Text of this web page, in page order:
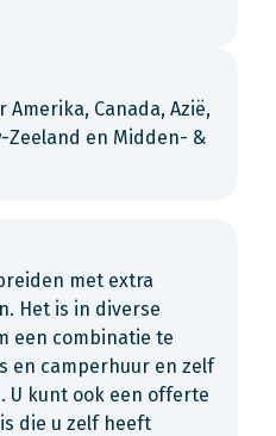
Canada, Azië,
Zeeland en Midden- &
met extra
Het is in diverse
een combinatie te
en camperhuur en zelf
U kunt ook een offerte
die u zelf heeft